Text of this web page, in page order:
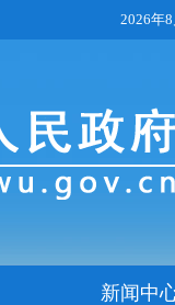
2026年
新闻中